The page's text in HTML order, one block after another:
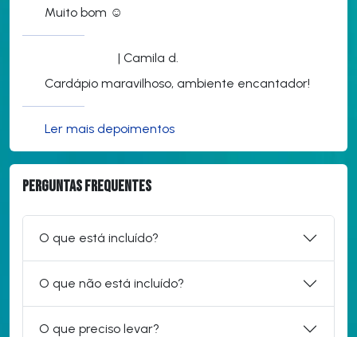
Muito bom ☺️
| Camila d.
Cardápio maravilhoso, ambiente encantador!
Ler mais depoimentos
Perguntas frequentes
O que está incluído?
O que não está incluído?
O que preciso levar?